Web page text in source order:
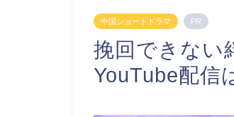
中国ショートドラマ PR
挽回できない
YouTube配信